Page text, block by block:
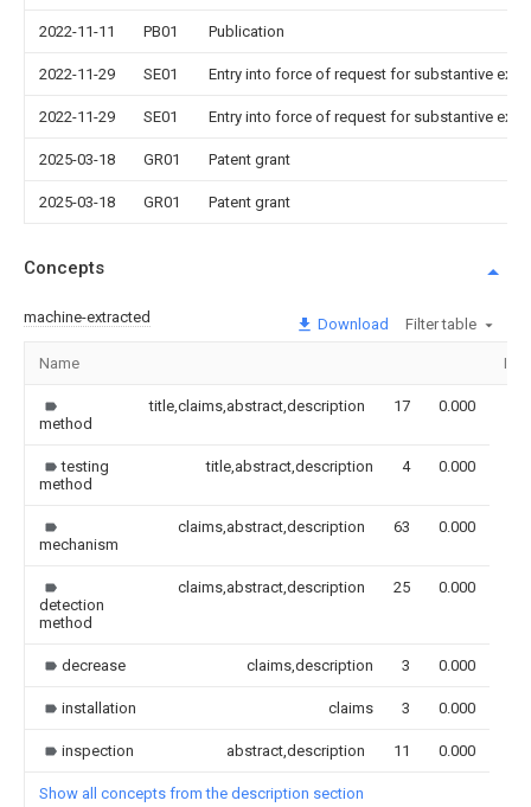
2022-11-11 PB01 Publication
2022-11-29 SE01 Entry into force of request for substantive
2022-11-29 SE01 Entry into force of request for substantive
2025-03-18 GR01 Patent grant
2025-03-18 GR01 Patent grant
Concepts
machine-extracted Download Filter table
Name
method
title,claims,abstract,description 17 0.000
testing
method
title,abstract,description 4 0.000
mechanism
claims,abstract,description 63 0.000
detection
method
claims,abstract,description 25 0.000
decrease claims,description 3 0.000
installation claims 3 0.000
inspection abstract,description 11 0.000
Show all concepts from the description section